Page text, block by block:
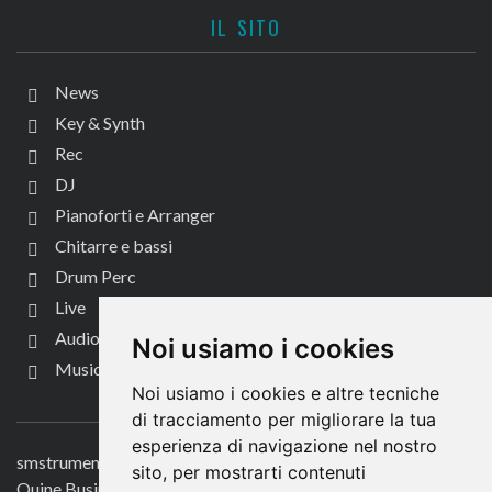
Noi usiamo i cookies
Noi usiamo i cookies e altre tecniche
di tracciamento per migliorare la tua
esperienza di navigazione nel nostro
sito, per mostrarti contenuti
IL SITO
News
Key & Synth
Rec
DJ
Pianoforti e Arranger
Chitarre e bassi
Drum Perc
Live
Audio per video
Music Life
CONTATTACI
smstrumentimusicali.it